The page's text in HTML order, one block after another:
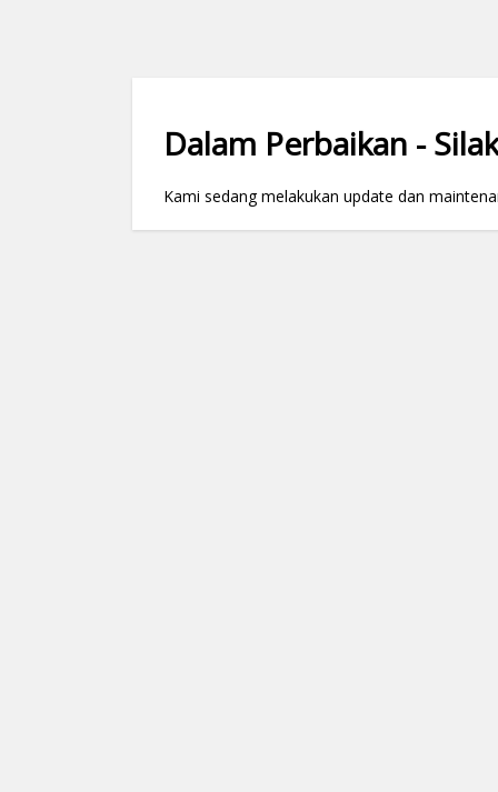
Dalam Perbaikan -
Kami sedang melakukan update dan